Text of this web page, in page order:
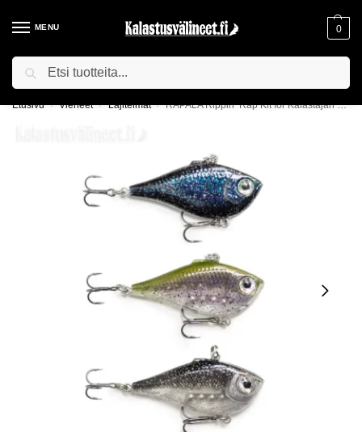
MENU 0
ILMAINEN TOIMITUS YLI 75€ TILAUKSILLE!
Etusivu / Vieheet / Lajitelmat / RAPALA Rippin’ Rap Kit for Kalastajan Kanava 1 -lajitelma